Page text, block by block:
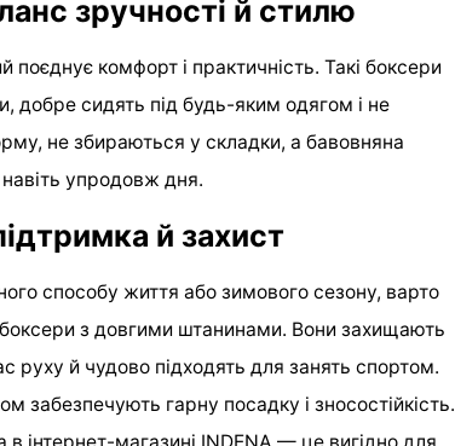
зручності й стилю
поєднує комфорт і практичність. Такі боксери
добре сидять під будь-яким одягом і не
не збираються у складки, а бавовняна
навіть упродовж дня.
й захист
способу життя або зимового сезону, варто
з довгими штанинами. Вони захищають
руху й чудово підходять для занять спортом.
забезпечують гарну посадку і зносостійкість.